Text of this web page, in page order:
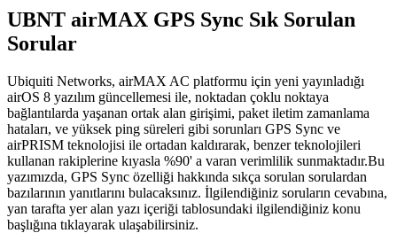
UBNT airMAX GPS Sync Sık Sorulan
Sorular
Ubiquiti Networks, airMAX AC platformu için yeni yayınladığı
airOS 8 yazılım güncellemesi ile, noktadan çoklu noktaya
bağlantılarda yaşanan ortak alan girişimi, paket iletim zamanlama
hataları, ve yüksek ping süreleri gibi sorunları GPS Sync ve
airPRISM teknolojisi ile ortadan kaldırarak, benzer teknolojileri
kullanan rakiplerine kıyasla %90' a varan verimlilik sunmaktadır.Bu
yazımızda, GPS Sync özelliği hakkında sıkça sorulan sorulardan
bazılarının yanıtlarını bulacaksınız. İlgilendiğiniz soruların cevabına,
yan tarafta yer alan yazı içeriği tablosundaki ilgilendiğiniz konu
başlığına tıklayarak ulaşabilirsiniz.